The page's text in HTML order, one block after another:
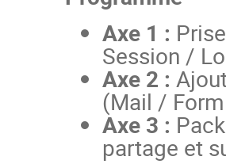
Axe 1 :
Session /
Axe 2 :
(Mail /
Axe 3 :
partage et